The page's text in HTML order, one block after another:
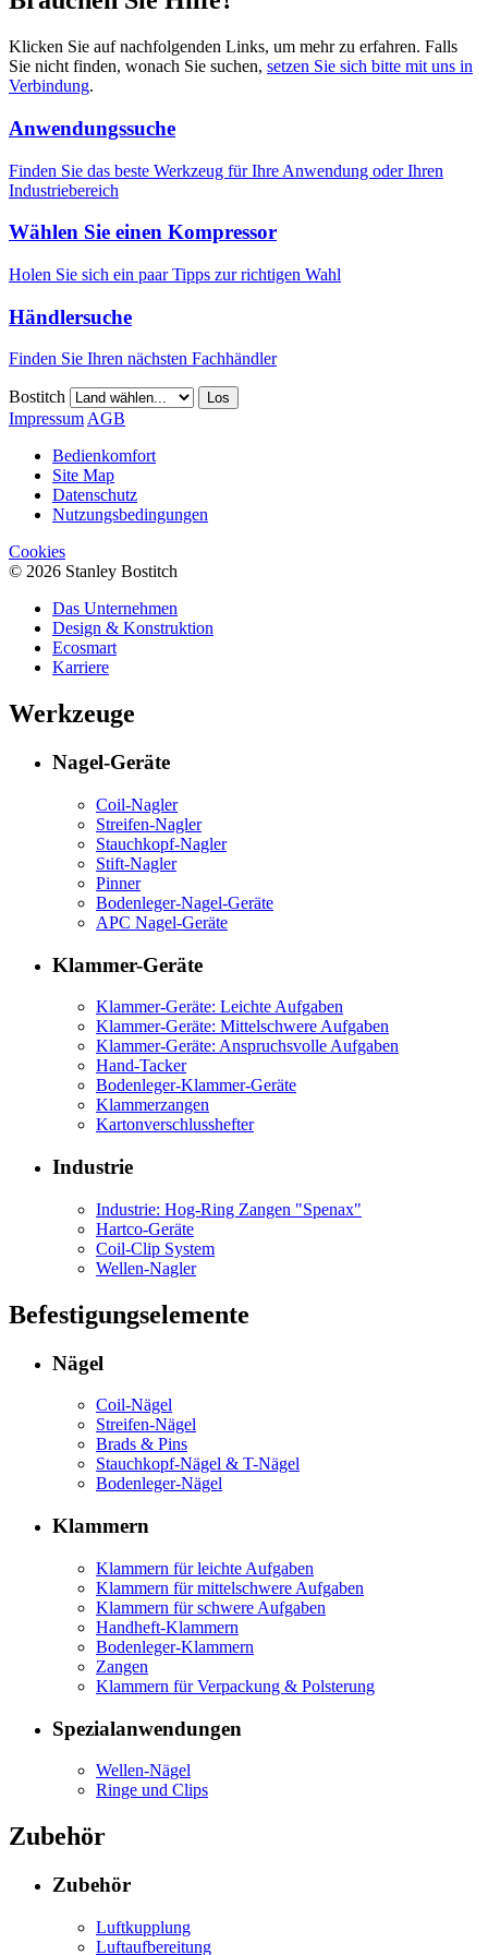
Klicken Sie auf nachfolgenden Links, um mehr zu erfahren. Falls
Sie nicht finden, wonach Sie suchen, setzen Sie sich bitte mit uns in
Verbindung.
Anwendungssuche
Finden Sie das beste Werkzeug für Ihre Anwendung oder Ihren
Industriebereich
Wählen Sie einen Kompressor
Holen Sie sich ein paar Tipps zur richtigen Wahl
Händlersuche
Finden Sie Ihren nächsten Fachhändler
Bostitch Los
ImpressumAGB
Bedienkomfort
Site Map
Datenschutz
Nutzungsbedingungen
Cookies
© 2026 Stanley Bostitch
Das Unternehmen
Design & Konstruktion
Ecosmart
Karriere
Werkzeuge
Nagel-Geräte
Coil-Nagler
Streifen-Nagler
Stauchkopf-Nagler
Stift-Nagler
Pinner
Bodenleger-Nagel-Geräte
APC Nagel-Geräte
Klammer-Geräte
Klammer-Geräte: Leichte Aufgaben
Klammer-Geräte: Mittelschwere Aufgaben
Klammer-Geräte: Anspruchsvolle Aufgaben
Hand-Tacker
Bodenleger-Klammer-Geräte
Klammerzangen
Kartonverschlusshefter
Industrie
Industrie: Hog-Ring Zangen "Spenax"
Hartco-Geräte
Coil-Clip System
Wellen-Nagler
Befestigungselemente
Nägel
Coil-Nägel
Streifen-Nägel
Brads & Pins
Stauchkopf-Nägel & T-Nägel
Bodenleger-Nägel
Klammern
Klammern für leichte Aufgaben
Klammern für mittelschwere Aufgaben
Klammern für schwere Aufgaben
Handheft-Klammern
Bodenleger-Klammern
Zangen
Klammern für Verpackung & Polsterung
Spezialanwendungen
Wellen-Nägel
Ringe und Clips
Zubehör
Zubehör
Luftkupplung
Luftaufbereitung